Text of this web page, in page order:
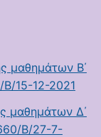
μαθημάτων Β΄
15-12-2021
μαθημάτων Δ΄
Β/27-7-